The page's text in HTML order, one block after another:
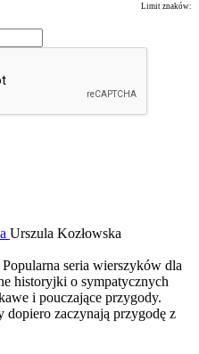
Limit znaków:
Urszula Kozłowska
Popularna seria wierszyków dla
historyjki o sympatycznych
i pouczające przygody.
dopiero zaczynają przygodę z